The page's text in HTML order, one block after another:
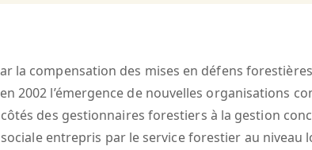
la compensation des mises en défens
2002 l’émergence de nouvelles organisations
des gestionnaires forestiers à la gestion
entrepris par le service forestier au niveau